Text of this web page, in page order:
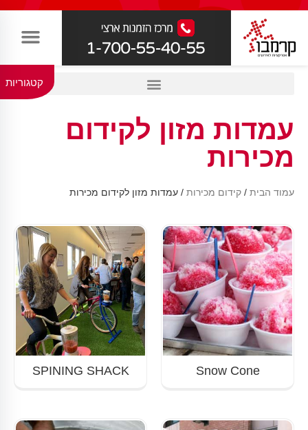
קטגוריות
עמדות מזון לקידום
מכירות
עמוד הבית / קידום מכירות / עמדות מזון לקידום מכירות
Snow Cone
SPINING SHACK